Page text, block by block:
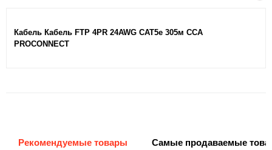
Кабель Кабель FTP 4PR 24AWG CAT5e 305м CCA
PROCONNECT
Рекомендуемые товары Самые продаваемые